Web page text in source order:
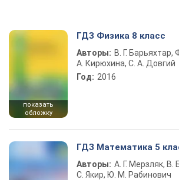
показать
обложку
ГДЗ Физика 8 класс
Авторы: В. Г. Барьяхтар,
А. Кирюхина, С. А. Довгий
Год: 2016
ГДЗ Математика 5
Авторы: А. Г. Мерзляк, В.
С. Якир, Ю. М. Рабинович